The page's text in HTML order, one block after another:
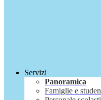
Servizi
Panoramica
Famiglie e